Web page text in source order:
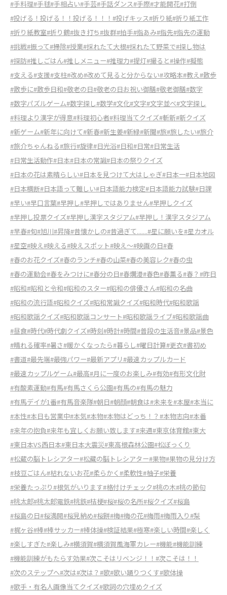
#手料理#手毬#手相占い#手芸#手話ダンス#手際#才能開花#打倒
#投げる！投げる！！投げる！！！ #投げキッス#折り紙#折り紙工作
#折り紙教室#折り鶴#抜き打ち#抜群#拍手#指あみ#指先#指先の運動
#挑戦#振って#掃除#授業#採れたて大根#採れたて野菜で#探し物は
#探訪#推しごはん#推しメニュー#推理力#提灯#撮ると#操作#擬態
#支える#支援#支柱#改め#改めて見ると分からない#攻略本#教え #散歩
#散歩に#散歩日和#敬老の日#敬老の日お祝い御膳#敬老御膳#数字
#数字パズルゲーム#数字探し#数学#文化#文字#文字並べ#文字探し
#料理より漢字が得意#料理初心者#料理当てクイズ#斬新#新クイズ
#新ゲーム#新年に向けて#新春#新生姜#新緑#新聞#旅#旅したい#旅介
#旅介ちゃんねる#旅行#旋律#日光浴#日和#日常#日常生活
#日常生活動作#日本#日本の常識#日本の祭りクイズ
#日本の花は素晴らしい#日本を見つけて大はしゃぎ#日本一#日本地図
#日本横断#日本語って難しい#日本語能力検定#日本語能力試験#日課
#早い#早口言葉#早押し#早押しではありません#早押しクイズ
#早押し投票クイズ#早押し漢字スタジアム#早押し！漢字スタジアム
#早春#旬#旭川#昇降#昔懐かしの#昔過ぎて.......#星に願いを#星カオル
#星空#映え #映える#映えスポット#映え～#映画の日#春
#春のお花クイズ#春のランチ#春の山菜#春の美容レク#春の虫
#春の運動会#春をみつけに#春分の日#春爛漫#春色#春薫る#春？ #昨日
#昭和#昭和と令和#昭和のスター#昭和の俳優さん#昭和の名曲
#昭和の流行語#昭和クイズ#昭和常識クイズ#昭和時代#昭和歌謡
#昭和歌謡クイズ#昭和歌謡コンサート#昭和歌謡ライブ#昭和歌謡曲
#昼食#時代#時代劇クイズ#時刻#時計#時間#普段の生活音#景品#景色
#晴れる確率#暑さ#暖かくなったら#暮らし#曜日計算#更衣#書初め
#書道#最先端#最強パワー#最新アプリ#最速カップルカード
#最速カップルゲーム#最高#月に一度のお楽しみ#有効#有形文化財
#有酸素運動#有馬#有馬さくら公園#有馬の#有馬の魅力
#有馬デイが1番#有馬音楽隊#朝日#朝顔#朝食は#未来を#本屋#本当に
#本性#本日も営業中#本気#本物#本物はどっち！？ #本物志向#本番
#来年の抱負#来年も宜しくお願い致します#来週#東京体育館#東大
#東日本VS西日本#東日本大震災#東高根森林公園#松ぼっくり
#松蔵の脳トレシアター#松藏の脳トレシアター#果物#果物の見分け方
#枝豆ごはん#枯れないお花#柔らかく #柔軟性#柚子#栄養
#栄養たっぷり#根気がいります#格付けチェック#桃の木#桃の節句
#桃太郎#桃太郎電鉄#桃鉄#桔梗#桜#桜の名所#桜クイズ#桜島
#桜島の日#桜満開#桜見納め#桜餅#梅#梅の花#梅雨#梅雨入り#梨
#梶ヶ谷#棒#棒サッカー#棒体操#検証結果#極寒#楽しい時間#楽しく
#楽しすぎた#楽しみ#横須賀#横須賀風海軍カレー#機能#機能訓練
#機能訓練がもたらす効果#次こそはリベンジ！！ #次こそは！！
#次のステップへ#次は#次は？ #歌#歌い踊りつくす#歌体操
#歌手・有名人画像当てクイズ#歌詞の穴埋めクイズ